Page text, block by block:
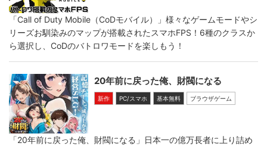
「Call of Duty Mobile（CoDモバイル）」様々なゲームモードやシ
リーズお馴染みのマップが搭載されたスマホFPS！6種のクラスか
ら選択し、CoDのバトロワモードを楽しもう！
20年前に戻った俺、財閥になる
新作 PC/スマホ 基本無料 ブラウザゲーム
「20年前に戻った俺、財閥になる」日本一の億万長者に上り詰め